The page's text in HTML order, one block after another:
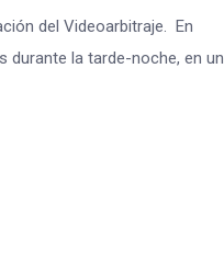
del Videoarbitraje. En
durante la tarde-noche, en un